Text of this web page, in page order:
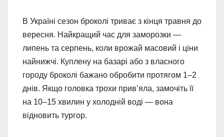
В Україні сезон броколі триває з кінця травня до
вересня. Найкращий час для заморозки —
липень та серпень, коли врожай масовий і ціни
найнижчі. Куплену на базарі або з власного
городу броколі бажано обробити протягом 1–2
днів. Якщо головка трохи прив’яла, замочіть її
на 10–15 хвилин у холодній воді — вона
відновить тургор.